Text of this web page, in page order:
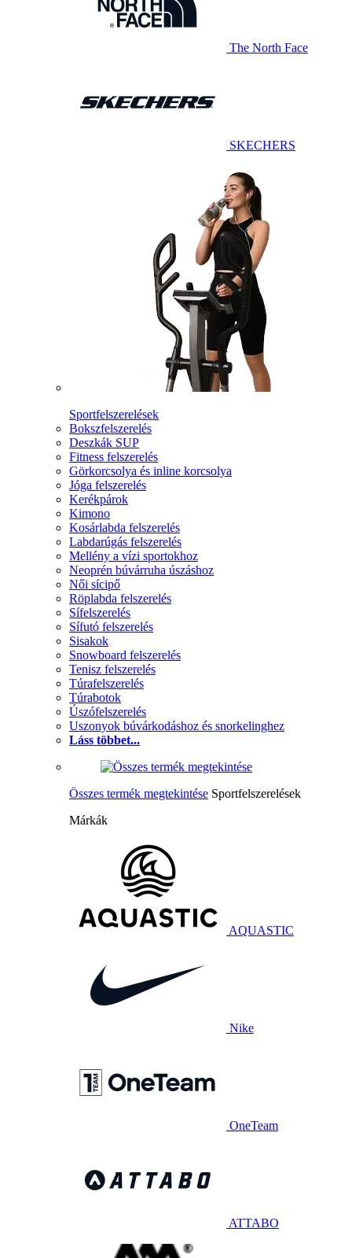
The North Face
SKECHERS
Sportfelszerelések
Bokszfelszerelés
Deszkák SUP
Fitness felszerelés
Görkorcsolya és inline korcsolya
Jóga felszerelés
Kerékpárok
Kimono
Kosárlabda felszerelés
Labdarúgás felszerelés
Mellény a vízi sportokhoz
Neoprén búvárruha úszáshoz
Női sícipő
Röplabda felszerelés
Sífelszerelés
Sífutó felszerelés
Sisakok
Snowboard felszerelés
Tenisz felszerelés
Túrafelszerelés
Túrabotok
Úszófelszerelés
Uszonyok búvárkodáshoz és snorkelinghez
Láss többet...
Összes termék megtekintése Sportfelszerelések
Márkák
AQUASTIC
Nike
OneTeam
ATTABO